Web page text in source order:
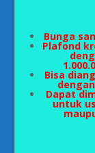
Bunga
Plafond
Bisa
Dapat
untuk